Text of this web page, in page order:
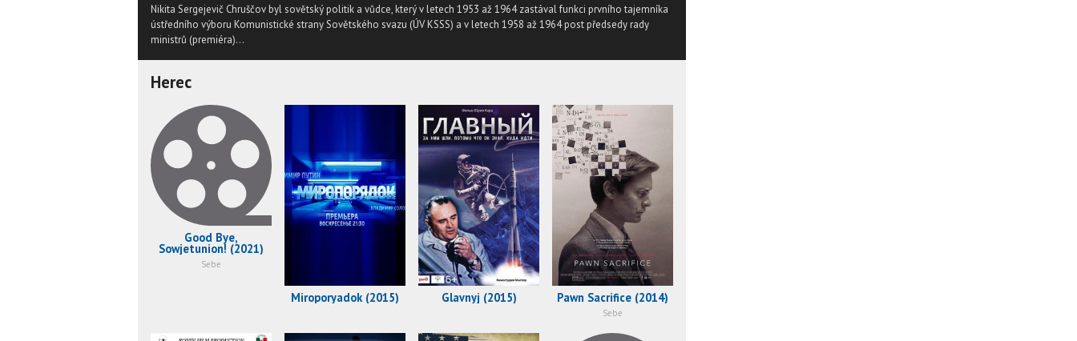
Nikita Sergejevič Chruščov byl sovětský politik a vůdce, který v letech 1953 až 1964 zastával funkci prvního tajemníka
ústředního výboru Komunistické strany Sovětského svazu (ÚV KSSS) a v letech 1958 až 1964 post předsedy rady
ministrů (premiéra)...
Herec
Good Bye,
Sowjetunion! (2021)
Sebe
Miroporyadok (2015) Glavnyj (2015) Pawn Sacrifice (2014)
Sebe